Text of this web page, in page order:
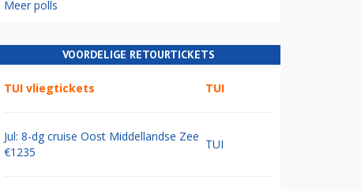
Meer polls
VOORDELIGE RETOURTICKETS
TUI vliegtickets TUI
Jul: 8-dg cruise Oost Middellandse Zee
€1235
TUI